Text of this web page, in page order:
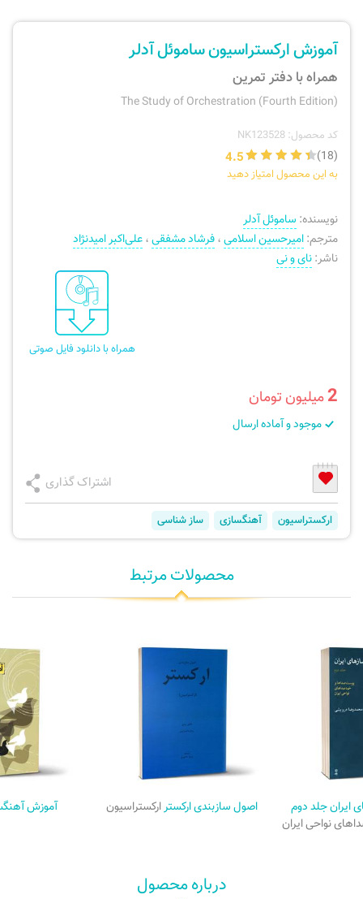
نی، فلوت، سازهای بادی
ارسال سفارش
آموزش ارکستراسیون ساموئل آدلر
همراه با دفتر تمرین
The Study of Orchestration (Fourth Edition)
کد محصول: NK123528
(18)
4.5
به این محصول امتیاز دهید
نویسنده: ساموئل آدلر
مترجم:امیرحسین اسلامی،فرشاد مشفقی،علی‌اکبر امیدنژاد
ناشر:نای و نی
همراه با دانلود فایل صوتی
2میلیون تومان
موجود و آماده ارسال
اشتراک گذاری
ارکستراسیون آهنگسازی ساز شناسی
محصولات مرتبط
ایران جلد دوم
نواحی ایران
اصول سازبندی ارکسترارکستراسیون آموزش
درباره محصول